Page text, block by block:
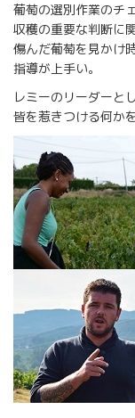
葡萄の選別作業のチ
収穫の重要な判断に
傷んだ葡萄を見かけ
指導が上手い。
レミーのリーダーと
皆を惹きつける何か